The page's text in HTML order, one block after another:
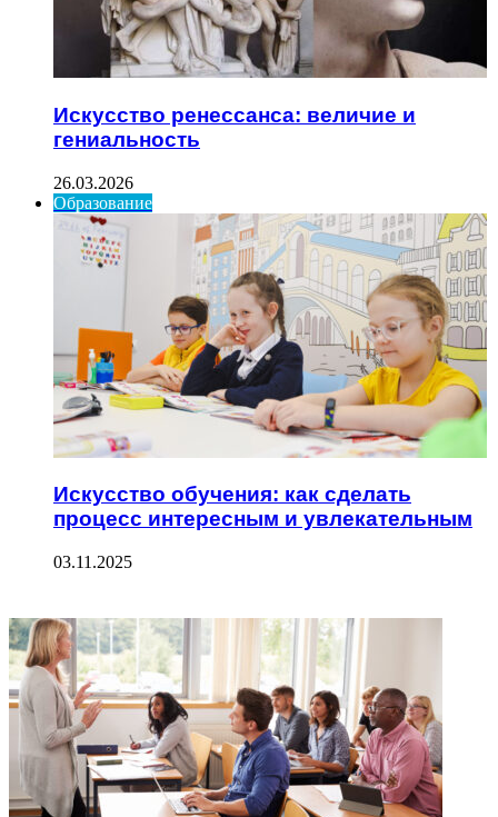
Искусство ренессанса: величие и
гениальность
26.03.2026
Образование
Искусство обучения: как сделать
процесс интересным и увлекательным
03.11.2025